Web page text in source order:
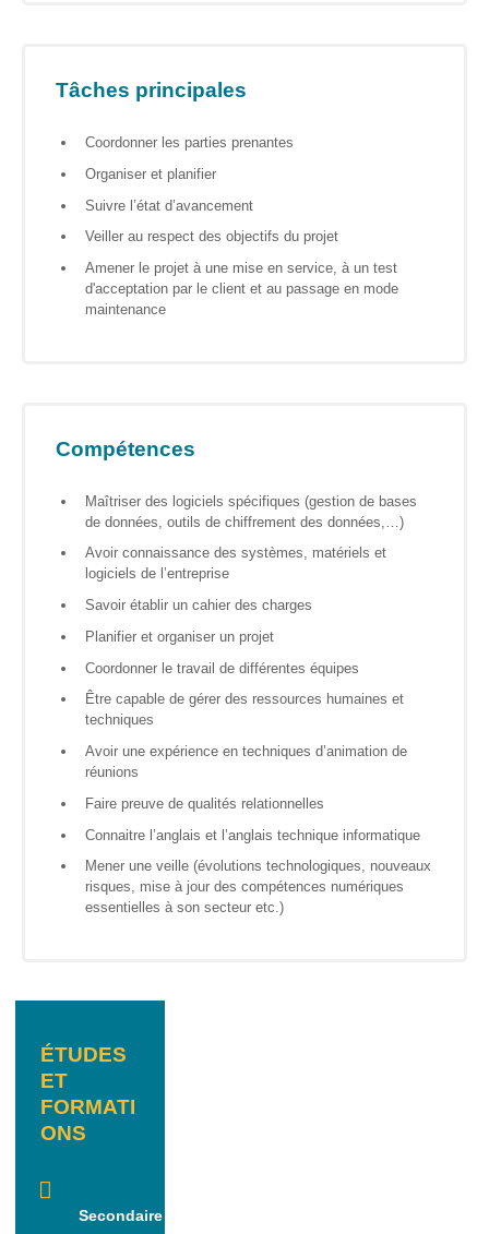
Tâches principales
Coordonner les parties prenantes
Organiser et planifier
Suivre l’état d’avancement
Veiller au respect des objectifs du projet
Amener le projet à une mise en service, à un test
d'acceptation par le client et au passage en mode
maintenance
Compétences
Maîtriser des logiciels spécifiques (gestion de bases
de données, outils de chiffrement des données,…)
Avoir connaissance des systèmes, matériels et
logiciels de l’entreprise
Savoir établir un cahier des charges
Planifier et organiser un projet
Coordonner le travail de différentes équipes
Être capable de gérer des ressources humaines et
techniques
Avoir une expérience en techniques d’animation de
réunions
Faire preuve de qualités relationnelles
Connaitre l’anglais et l’anglais technique informatique
Mener une veille (évolutions technologiques, nouveaux
risques, mise à jour des compétences numériques
essentielles à son secteur etc.)
ÉTUDES
ET
FORMATI
ONS
Secondaire
place pour
les femmes
Interviews
« Les métiers
informatiques…
? »
Sensibiliser
Nous,
citoyen·nes
responsables
CRACCS
en jeu !
sont en
Algo’bulles
– Sur les
traces du
et-TIC
Numérique
pour
l’Alpha
pratique –
autonomie
numérique